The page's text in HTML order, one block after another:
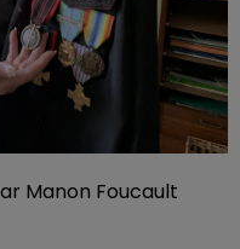
Manon Foucault